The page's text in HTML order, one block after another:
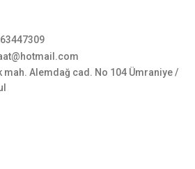
mah. Alemdağ cad. No 104 Ümraniye /